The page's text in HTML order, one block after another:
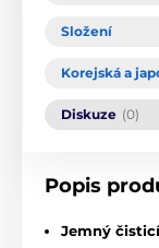
Složení
Korejská a
Diskuze (0)
Popis
Jemný